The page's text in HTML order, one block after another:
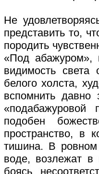
Не
представить то,
породить
«Под абажуром»,
видимость света
белого холста,
вспомнить давно
подобен
пространство, в
тишина. В ровном
воде, возлежат в
боясь